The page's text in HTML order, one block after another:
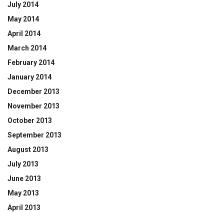
July 2014
May 2014
April 2014
March 2014
February 2014
January 2014
December 2013
November 2013
October 2013
September 2013
August 2013
July 2013
June 2013
May 2013
April 2013